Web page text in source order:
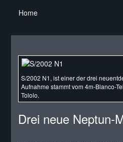
Home
S/2002 N1, ist einer der drei
Aufnahme stammt vom 4m-Blanco-
Tololo.
Drei neue Neptun-